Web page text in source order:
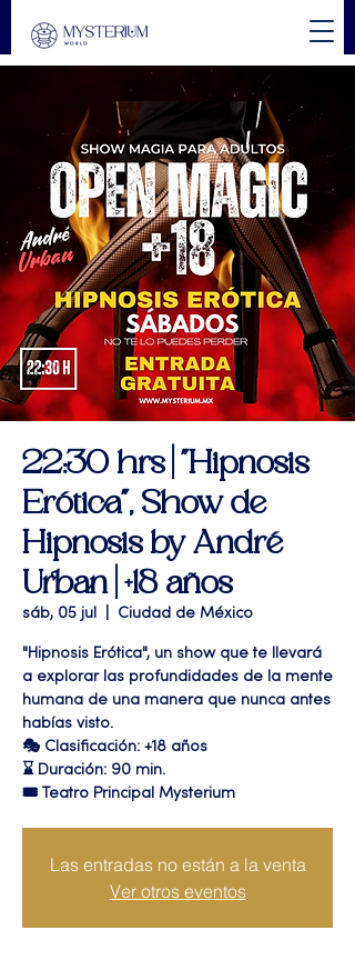
22:30 hrs | "Hipnosis
Erótica", Show de
Hipnosis by André
Urban | +18 años
sáb, 05 jul Ciudad de México
"Hipnosis Erótica", un show que te llevará
a explorar las profundidades de la mente
humana de una manera que nunca antes
habías visto.
🎭 Clasificación: +18 años
⌛ Duración: 90 min.
🎟 Teatro Principal Mysterium
Las entradas no están a la venta
Ver otros eventos